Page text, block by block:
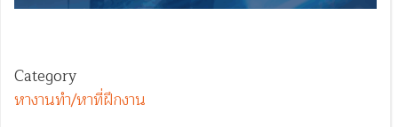
Category
หางานทำ/หาที่ฝึกงาน